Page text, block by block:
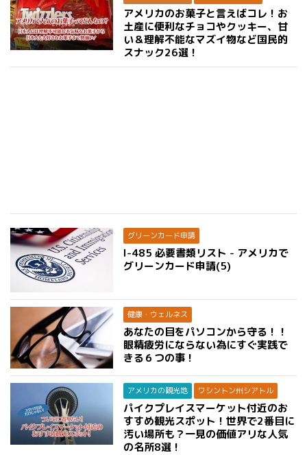
アメリカのお菓子と言えばコレ！お
土産に便利なチョコやクッキー、甘
い＆理解不能なマズイ物など国民的
スナック26選！
グリーンカード申請
I-485 必要書類リスト - アメリカで
グリーンカード申請(5)
健康・ウェルネス
あなたの目をパソコンから守る！！
眼精疲労にならない為にすぐ実践で
きる６つの事！
アメリカの観光地 ワシントン州シアトル
パイクプレイスマーケット付近のお
すすめ観光スポット！世界で2番目に
汚い場所も？一見の価値アリな人気
の名所8選！